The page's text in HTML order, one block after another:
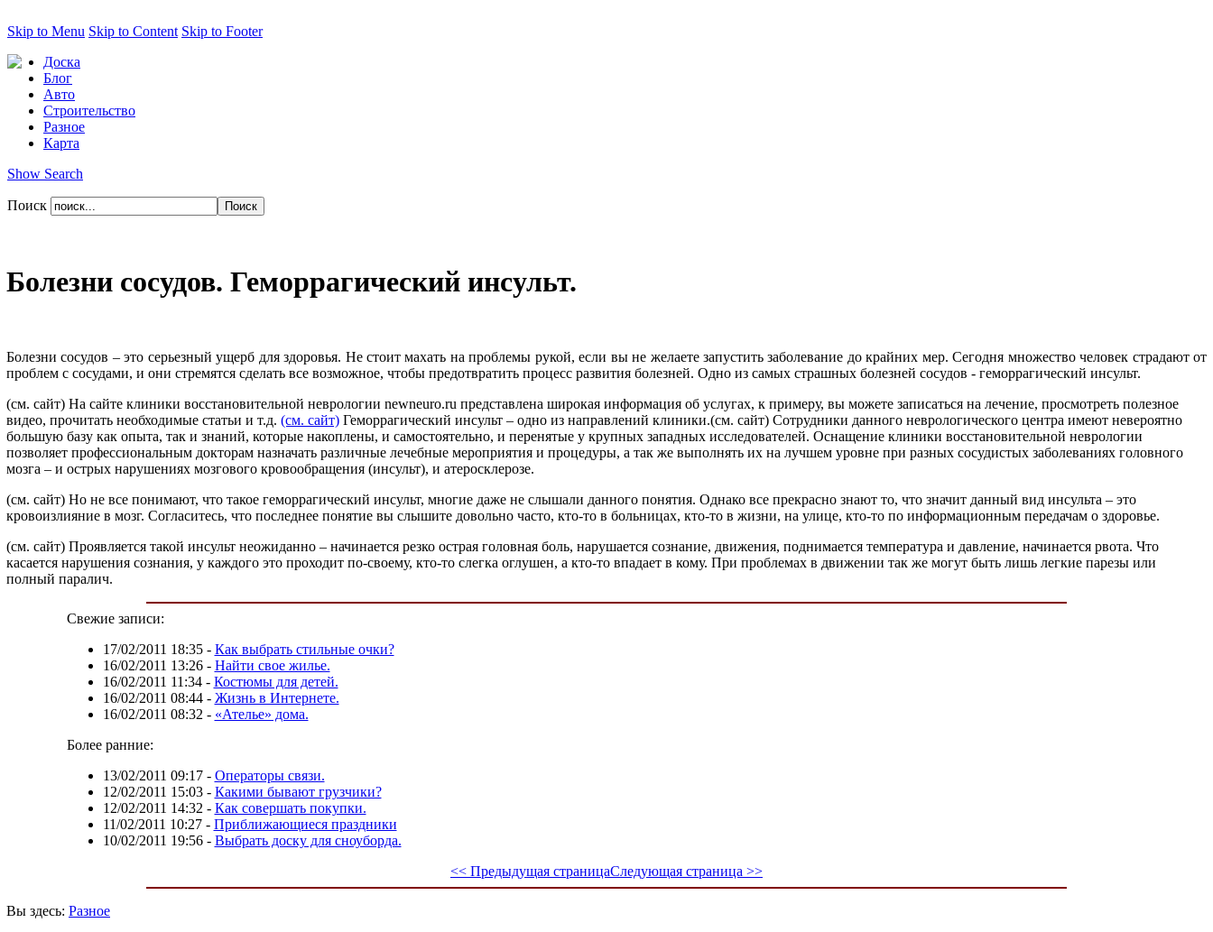
Skip to Menu Skip to Content Skip to Footer
Доска
Блог
Авто
Строительство
Разное
Карта
Show Search
Поиск
Болезни сосудов. Геморрагический инсульт.
Болезни сосудов – это серьезный ущерб для здоровья. Не стоит махать на проблемы рукой, если вы не желаете запустить заболевание до крайних мер. Сегодня множество человек страдают от
проблем с сосудами, и они стремятся сделать все возможное, чтобы предотвратить процесс развития болезней. Одно из самых страшных болезней сосудов - геморрагический инсульт.
(см. сайт) На сайте клиники восстановительной неврологии newneuro.ru представлена широкая информация об услугах, к примеру, вы можете записаться на лечение, просмотреть полезное
видео, прочитать необходимые статьи и т.д. (см. сайт) Геморрагический инсульт – одно из направлений клиники.(см. сайт) Сотрудники данного неврологического центра имеют невероятно
большую базу как опыта, так и знаний, которые накоплены, и самостоятельно, и перенятые у крупных западных исследователей. Оснащение клиники восстановительной неврологии
позволяет профессиональным докторам назначать различные лечебные мероприятия и процедуры, а так же выполнять их на лучшем уровне при разных сосудистых заболеваниях головного
мозга – и острых нарушениях мозгового кровообращения (инсульт), и атеросклерозе.
(см. сайт) Но не все понимают, что такое геморрагический инсульт, многие даже не слышали данного понятия. Однако все прекрасно знают то, что значит данный вид инсульта – это
кровоизлияние в мозг. Согласитесь, что последнее понятие вы слышите довольно часто, кто-то в больницах, кто-то в жизни, на улице, кто-то по информационным передачам о здоровье.
(см. сайт) Проявляется такой инсульт неожиданно – начинается резко острая головная боль, нарушается сознание, движения, поднимается температура и давление, начинается рвота. Что
касается нарушения сознания, у каждого это проходит по-своему, кто-то слегка оглушен, а кто-то впадает в кому. При проблемах в движении так же могут быть лишь легкие парезы или
полный паралич.
Свежие записи:
17/02/2011 18:35- Как выбрать стильные очки?
16/02/2011 13:26- Найти свое жилье.
16/02/2011 11:34- Костюмы для детей.
16/02/2011 08:44- Жизнь в Интернете.
16/02/2011 08:32 - «Ателье» дома.
Более ранние:
13/02/2011 09:17- Операторы связи.
12/02/2011 15:03- Какими бывают грузчики?
12/02/2011 14:32 - Как совершать покупки.
11/02/2011 10:27- Приближающиеся праздники
10/02/2011 19:56- Выбрать доску для сноуборда.
<< Предыдущая страницаСледующая страница >>
Вы здесь: Разное